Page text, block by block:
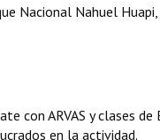
Nacional Nahuel Huapi,
con ARVAS y clases
en la actividad.